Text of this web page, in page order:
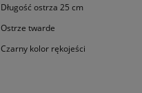
Długość ostrza 25 cm
Ostrze twarde
Czarny kolor rękojeści